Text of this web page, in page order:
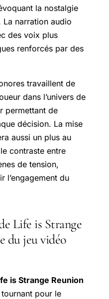
la nostalgie
narration audio
des voix plus
renforcés par des
travaillent de
dans l’univers de
permettant de
décision. La mise
aussi un plus au
contraste entre
de tension,
l’engagement du
Life is Strange
du jeu vidéo
is Strange Reunion
pour le